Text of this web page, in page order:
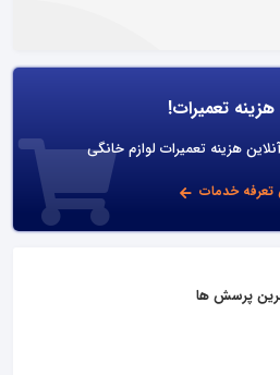
هزینه تعمیرات!
هزینه تعمیرات لوازم خانگی
خدمات
پرسش ها